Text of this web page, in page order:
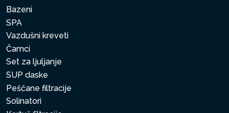
Bazeni
SPA
Vazdušni kreveti
Čamci
Set za ljuljanje
SUP daske
Peščane filtracije
Solinatori